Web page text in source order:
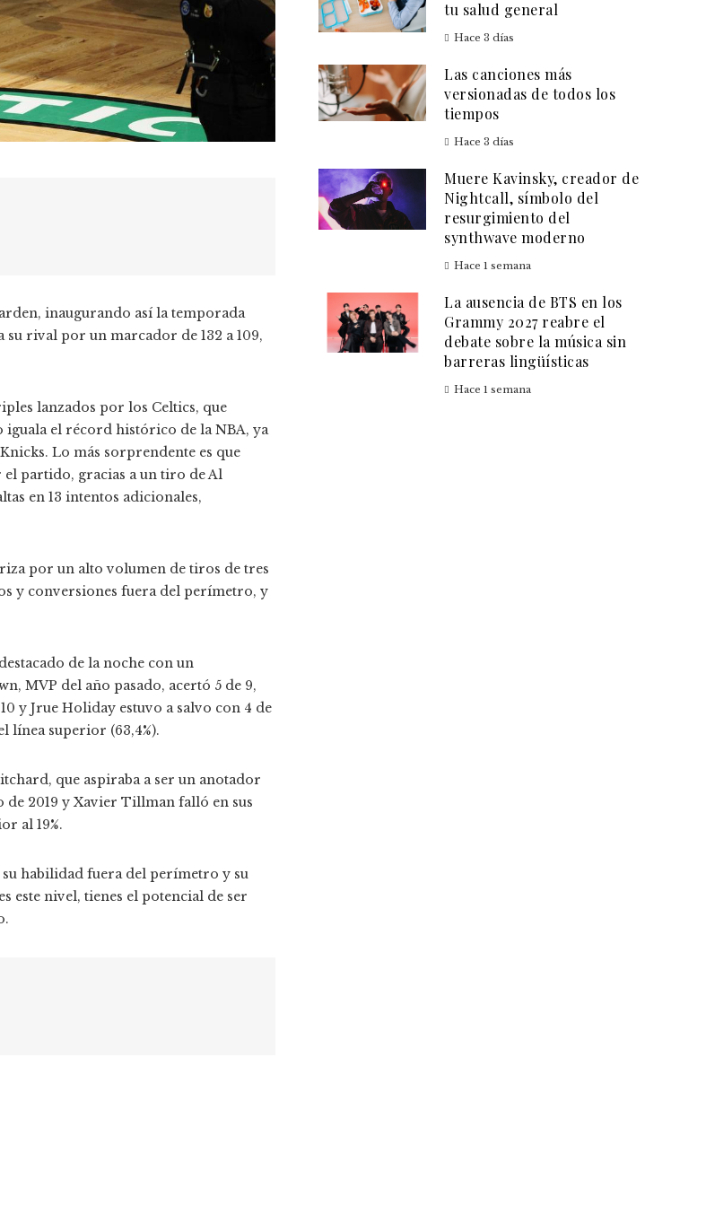
inaugurando así la temporada
rival por un marcador de 132 a 109,
lanzados por los Celtics, que
el récord histórico de la NBA, ya
Lo más sorprendente es que
partido, gracias a un tiro de Al
en 13 intentos adicionales,
por un alto volumen de tiros de tres
y conversiones fuera del perímetro, y
de la noche con un
MVP del año pasado, acertó 5 de 9,
y Jrue Holiday estuvo a salvo con 4 de
línea superior (63,4%).
que aspiraba a ser un anotador
de 2019 y Xavier Tillman falló en sus
al 19%.
habilidad fuera del perímetro y su
este nivel, tienes el potencial de ser
tu salud general
Hace 3 días
Las canciones más
versionadas de todos los
tiempos
Hace 3 días
Muere Kavinsky, creador de
Nightcall, símbolo del
resurgimiento del
synthwave moderno
Hace 1 semana
La ausencia de BTS en los
Grammy 2027 reabre el
debate sobre la música sin
barreras lingüísticas
Hace 1 semana